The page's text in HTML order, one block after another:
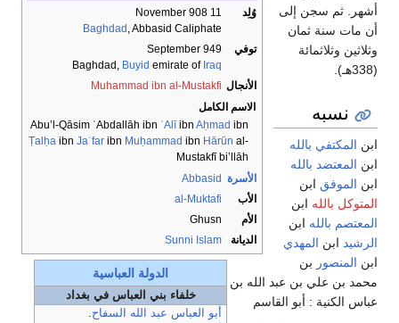
وُلِد
11 November 908
Baghdad , Abbasid Caliphate
توفي
September 949
Baghdad, Buyid emirate of Iraq
الأنجال Muhammad ibn al-Mustakfi
الاسم الكامل
Abu’l-Qāsim ʿAbdallāh ibn ʿAlīibnAḥmad ibn
Ṭalḥa ibnJaʿfar ibn Muḥammad ibn Hārūn al-
Mustakfī bi’llāh
الأسرة Abbasid
الأب
al-Muktafi
الأم
Ghusn
الديانة
Sunni Islam
الدولة العباسية
خلفاء بني العباس في بغداد
أبو العباس عبد الله السفاح.
أشهر. ثم سجن إلى
أن مات سنة ثمان
وثلاثين وثلاثمائة
(338هـ).
نسبه
ابن المكتفي بالله
ابن المعتضد بالله
ابن الموفق ابن
المتوكل بالله ابن
المعتصم بالله ابن
الرشيد ابن المهدي
ابن المنصور بن
محمد بن علي بن عبد الله بن
عباس الكنية : أبو القاسم